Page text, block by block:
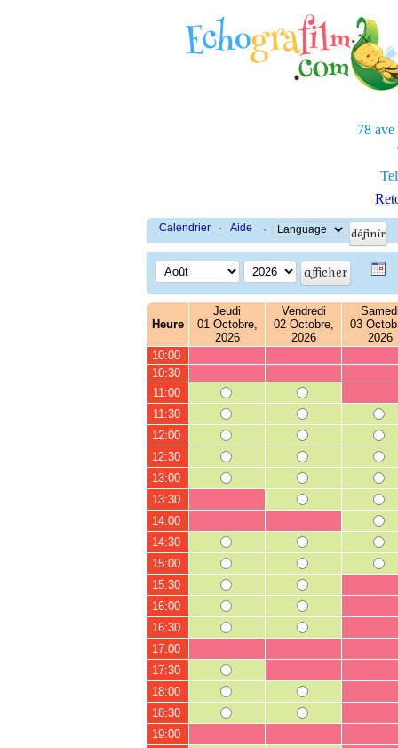
78 ave
Calendrier · Aide ·
Heure
Jeudi
01 Octobre,
2026
Vendredi
02 Octobre,
2026
03
2026
10:00
10:30
11:00
11:30
12:00
12:30
13:00
13:30
14:00
14:30
15:00
15:30
16:00
16:30
17:00
17:30
18:00
18:30
19:00